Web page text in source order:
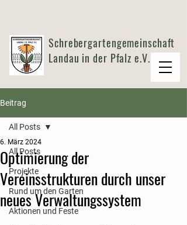
Schrebergartengemeinschaft
Landau in der Pfalz e.V.
Beitrag
All Posts
Projekte
Rund um den Garten
Aktionen und Feste
All Posts
Optimierung der
Vereinsstrukturen durch unser
neues Verwaltungssystem
6. März 2024